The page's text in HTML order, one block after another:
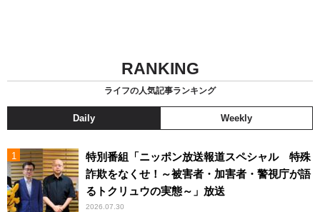
RANKING
ライフの人気記事ランキング
Daily Weekly
特別番組「ニッポン放送報道スペシャル 特殊
詐欺をなくせ！～被害者・加害者・警視庁が語
るトクリュウの実態～」放送
2026.07.30